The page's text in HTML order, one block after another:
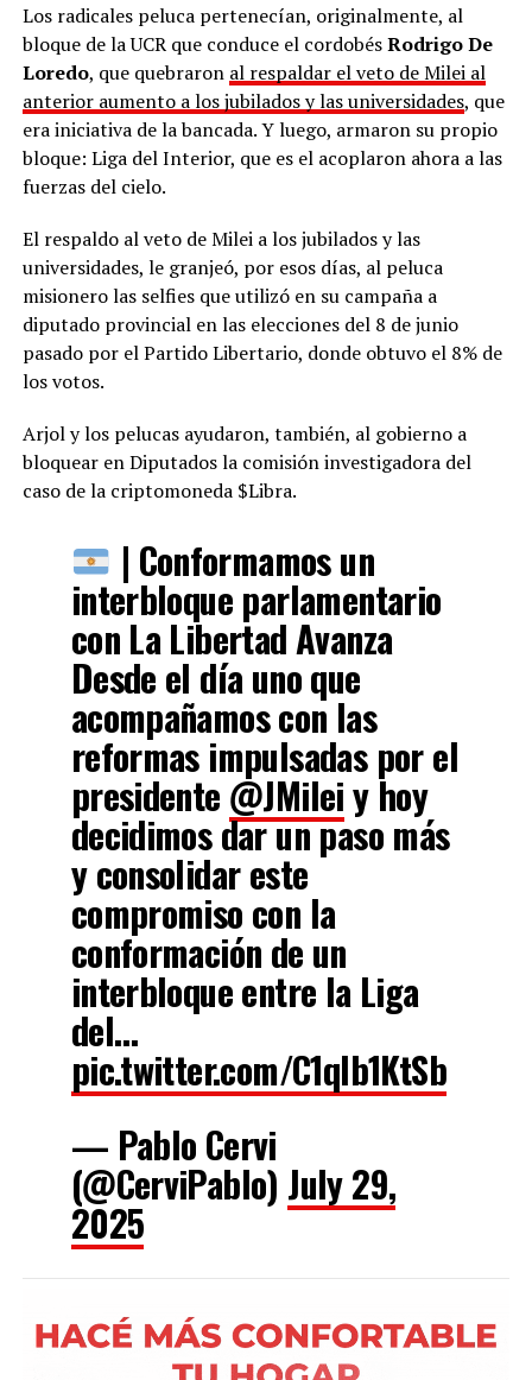
Los radicales peluca pertenecían, originalmente, al
bloque de la UCR que conduce el cordobésRodrigo De
Loredo, que quebraron al respaldar el veto de Milei al
anterior aumento a los jubilados y las universidades, que
era iniciativa de la bancada. Y luego, armaron su propio
bloque: Liga del Interior, que es el acoplaron ahora a las
fuerzas del cielo.
El respaldo al veto de Milei a los jubilados y las
universidades, le granjeó, por esos días, al peluca
misionero las selfies que utilizó en su campaña a
diputado provincial en las elecciones del 8 de junio
pasado por el Partido Libertario, donde obtuvo el 8% de
los votos.
Arjol y los pelucas ayudaron, también, al gobierno a
bloquear en Diputados la comisión investigadora del
caso de la criptomoneda $Libra.
| Conformamos un
interbloque parlamentario
con La Libertad Avanza
Desde el día uno que
acompañamos con las
reformas impulsadas por el
presidente @JMileiy hoy
decidimos dar un paso más
y consolidar este
compromiso con la
conformación de un
interbloque entre la Liga
del…
pic.twitter.com/C1qlb1KtSb
— Pablo Cervi
(@CerviPablo) July 29,
2025